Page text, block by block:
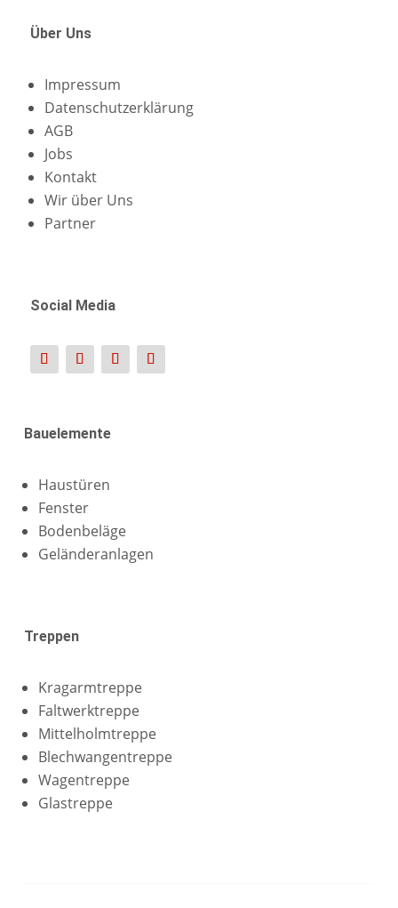
Über Uns
Impressum
Datenschutzerklärung
AGB
Jobs
Kontakt
Wir über Uns
Partner
Social Media
Bauelemente
Haustüren
Fenster
Bodenbeläge
Geländeranlagen
Treppen
Kragarmtreppe
Faltwerktreppe
Mittelholmtreppe
Blechwangentreppe
Wagentreppe
Glastreppe